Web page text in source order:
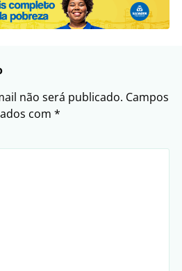
não será publicado. Campos
com *